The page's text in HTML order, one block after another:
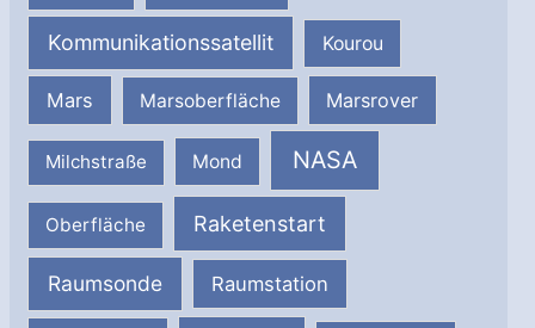
Kommunikationssatellit Kourou
Mars Marsoberfläche Marsrover
Milchstraße Mond NASA
Oberfläche Raketenstart
Raumsonde Raumstation